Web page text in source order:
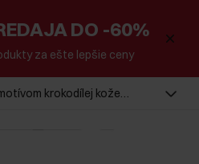
DO -60%
za ešte lepšie ceny
krokodílej kože